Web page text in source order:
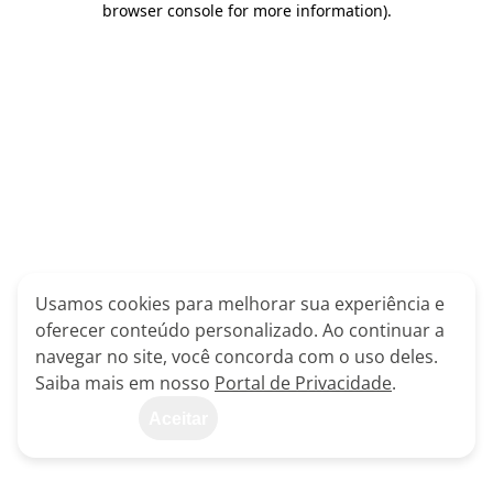
browser console for more information).
Usamos cookies para melhorar sua experiência e
oferecer conteúdo personalizado. Ao continuar a
navegar no site, você concorda com o uso deles.
Saiba mais em nosso Portal de Privacidade.